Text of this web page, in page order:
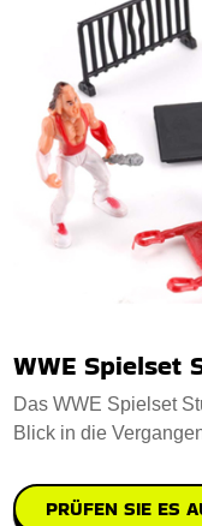
WWE Spielset
Das WWE Spielset
Blick in die
PRÜFEN SIE ES